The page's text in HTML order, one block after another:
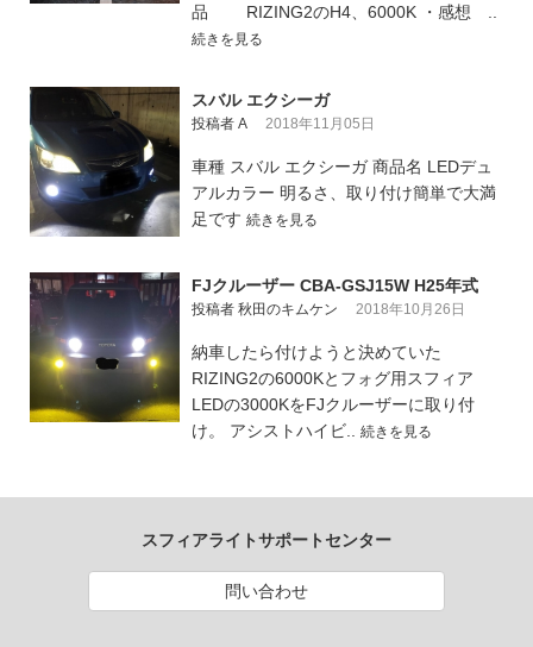
品 RIZING2のH4、6000K ・感想 ..
続きを見る
スバル エクシーガ
投稿者 A 2018年11月05日
車種 スバル エクシーガ 商品名 LEDデュ
アルカラー 明るさ、取り付け簡単で大満
足です 続きを見る
FJクルーザー CBA-GSJ15W H25年式
投稿者 秋田のキムケン 2018年10月26日
納車したら付けようと決めていた
RIZING2の6000Kとフォグ用スフィア
LEDの3000KをFJクルーザーに取り付
け。 アシストハイビ.. 続きを見る
スフィアライトサポートセンター
問い合わせ